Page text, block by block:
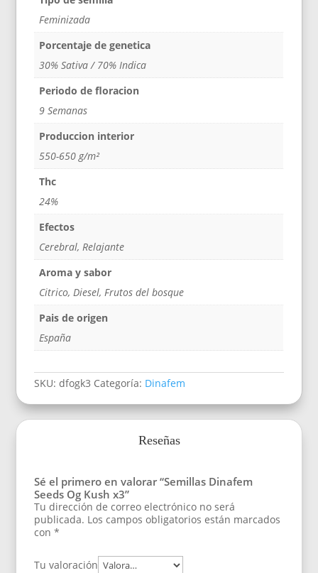
Feminizada
Porcentaje de genetica
30% Sativa / 70% Indica
Periodo de floracion
9 Semanas
Produccion interior
550-650 g/m²
Thc
24%
Efectos
Cerebral, Relajante
Aroma y sabor
Citrico, Diesel, Frutos del bosque
Pais de origen
España
SKU:dfogk3 Categoría: Dinafem
Reseñas
Sé el primero en valorar “Semillas Dinafem
Seeds Og Kush x3”
Tu dirección de correo electrónico no será
publicada. Los campos obligatorios están marcados
con*
Tu valoración